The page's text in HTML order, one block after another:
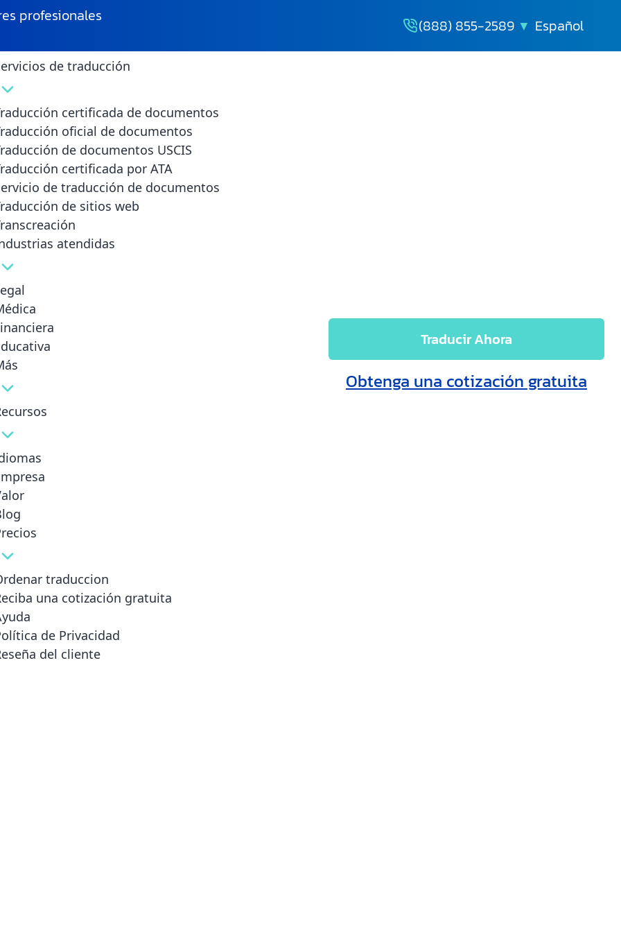
profesionales (888) 855-2589
de traducción
certificada de documentos
oficial de documentos
de documentos USCIS
certificada por ATA
de traducción de documentos
de sitios web
atendidas
traduccion
una cotización gratuita
de Privacidad
del cliente
Obtenga una cotización gratuita
Traducir Ahora
usuario o correo electrónico
*Obligatorio
Acceso
la contraseña?